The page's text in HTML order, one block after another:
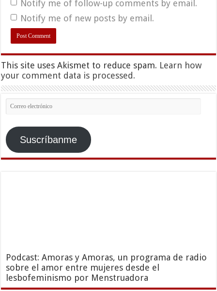
Notify me of follow-up comments by email.
Notify me of new posts by email.
This site uses Akismet to reduce spam. Learn how
your comment data is processed.
Correo
electrónico
Suscríbanme
Podcast: Amoras y Amoras, un programa de radio
sobre el amor entre mujeres desde el
lesbofeminismo por Menstruadora